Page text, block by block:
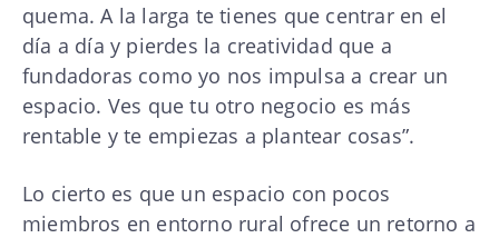
quema. A la larga te tienes que centrar en el
día a día y pierdes la creatividad que a
fundadoras como yo nos impulsa a crear un
espacio. Ves que tu otro negocio es más
rentable y te empiezas a plantear cosas”.
Lo cierto es que un espacio con pocos
miembros en entorno rural ofrece un retorno a